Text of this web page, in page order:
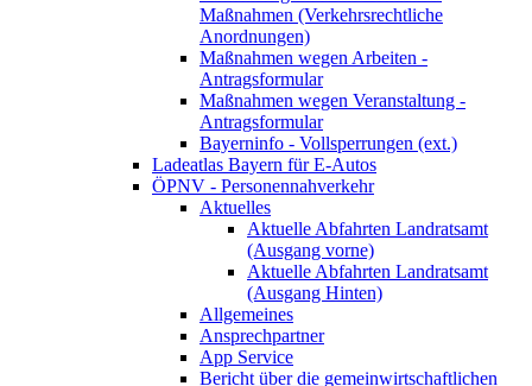
Maßnahmen (Verkehrsrechtliche
Anordnungen)
Maßnahmen wegen Arbeiten -
Antragsformular
Maßnahmen wegen Veranstaltung -
Antragsformular
Bayerninfo - Vollsperrungen (ext.)
Ladeatlas Bayern für E-Autos
ÖPNV - Personennahverkehr
Aktuelles
Aktuelle Abfahrten Landratsamt
(Ausgang vorne)
Aktuelle Abfahrten Landratsamt
(Ausgang Hinten)
Allgemeines
Ansprechpartner
App Service
Bericht über die gemeinwirtschaftlichen